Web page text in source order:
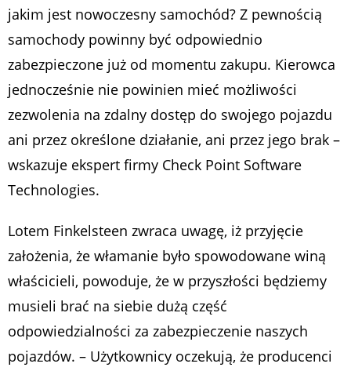
jakim jest nowoczesny samochód? Z pewnością
samochody powinny być odpowiednio
zabezpieczone już od momentu zakupu. Kierowca
jednocześnie nie powinien mieć możliwości
zezwolenia na zdalny dostęp do swojego pojazdu
ani przez określone działanie, ani przez jego brak –
wskazuje ekspert firmy Check Point Software
Technologies.
Lotem Finkelsteen zwraca uwagę, iż przyjęcie
założenia, że włamanie było spowodowane winą
właścicieli, powoduje, że w przyszłości będziemy
musieli brać na siebie dużą część
odpowiedzialności za zabezpieczenie naszych
pojazdów. – Użytkownicy oczekują, że producenci